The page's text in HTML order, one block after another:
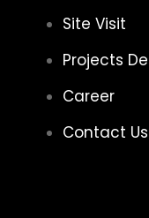
Site Visit
Projects
Career
Contact Us